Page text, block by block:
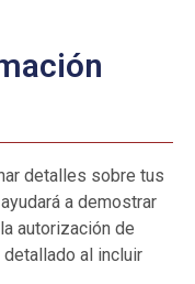
detalles sobre tus
a demostrar
autorización de
al incluir